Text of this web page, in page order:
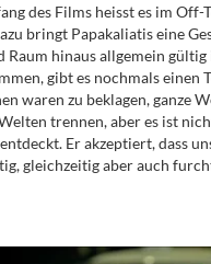
des Films heisst es im
bringt Papakaliatis eine
Raum hinaus allgemein
gibt es nochmals
waren zu beklagen, ganze
trennen, aber es ist
Er akzeptiert, dass
gleichzeitig aber auch